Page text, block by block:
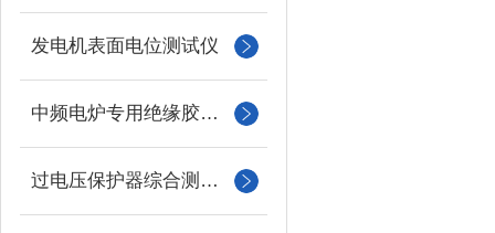
发电机表面电位测试仪
中频电炉专用绝缘胶木柱
过电压保护器综合测试仪